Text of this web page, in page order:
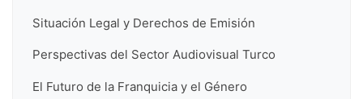
Situación Legal y Derechos de Emisión
Perspectivas del Sector Audiovisual Turco
El Futuro de la Franquicia y el Género